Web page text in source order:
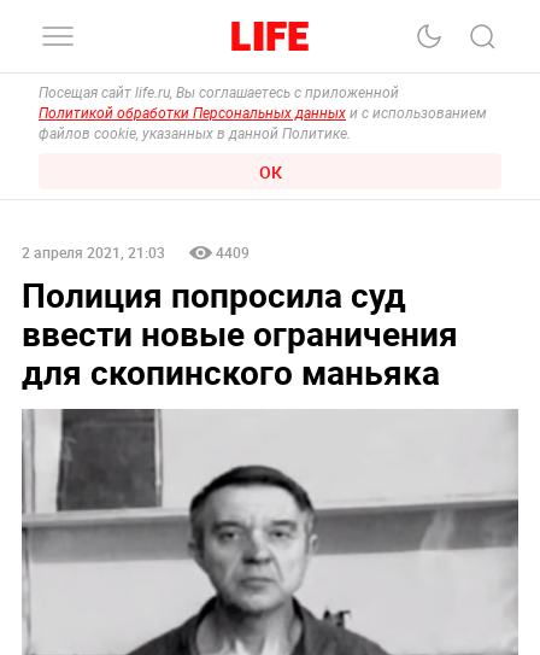
Посещая сайт life.ru, Вы соглашаетесь с приложенной
Политикой обработки Персональных данных и с использованием
файлов cookie, указанных в данной Политике.
ОК
2 апреля 2021, 21:03 4409
Полиция попросила суд
ввести новые ограничения
для скопинского маньяка